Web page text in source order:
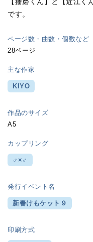
です。
ページ数・曲数・個数など
28ページ
主な作家
KIYO
作品のサイズ
A5
カップリング
♂×♂
発行イベント名
新春けもケット９
印刷方式